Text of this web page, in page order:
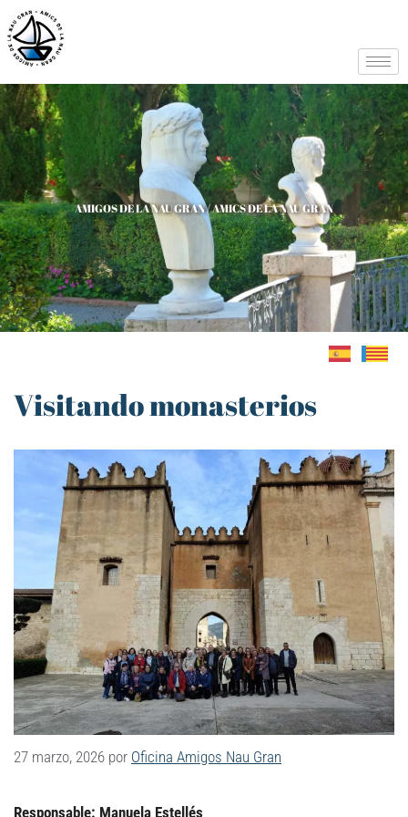
AMIGOS DE LA NAU GRAN / AMICS DE LA NAU GRAN
Visitando monasterios
27 marzo, 2026 por Oficina Amigos Nau Gran
Responsable: Manuela Estellés